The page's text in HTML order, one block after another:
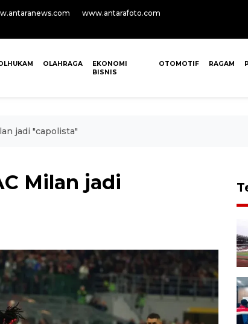
www.antarafoto.com
OLAHRAGA
EKONOMI
BISNIS
OTOMOTIF RAGAM
jadi "capolista"
Milan jadi